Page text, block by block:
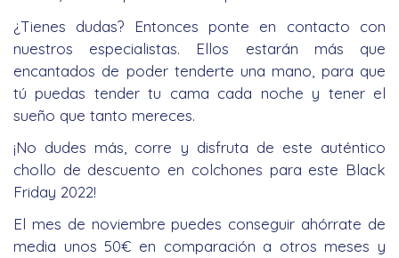
¿Tienes dudas? Entonces ponte en contacto con
nuestros especialistas. Ellos estarán más que
encantados de poder tenderte una mano, para que
tú puedas tender tu cama cada noche y tener el
sueño que tanto mereces.
¡No dudes más, corre y disfruta de este auténtico
chollo de descuento en colchones para este Black
Friday 2022!
El mes de noviembre puedes conseguir ahórrate de
media unos 50€ en comparación a otros meses y